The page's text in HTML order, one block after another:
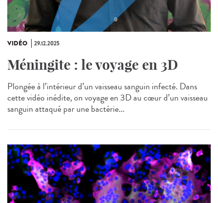
VIDÉO 29.12.2025
Méningite : le voyage en 3D
Plongée à l’intérieur d’un vaisseau sanguin infecté. Dans
cette vidéo inédite, on voyage en 3D au cœur d’un vaisseau
sanguin attaqué par une bactérie...